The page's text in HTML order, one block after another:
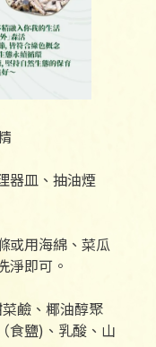
器皿、抽油煙
或用海綿、菜瓜
淨即可。
鹼、椰油醇聚
食鹽)、乳酸、山